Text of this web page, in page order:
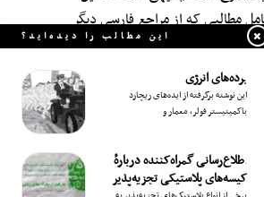
مطالبی که از مراجعِ فارسی دیگر
شده‌اند نمی‌شود؛ اگر چه این
با صرف وقت و سلیقه و با «ویرایش»
بازنشر می‌شوند.). انتشار مطالب در
تأییدِ بی‌قید‌ و شرطِ محتوای آن‌ها و
سوابق اجتماعی-سیاسی-فکری
نیست. مجلهٔ یوتوپیا—۱۳۹۶
این مطالب را دیده‌اید؟
برده‌های انرژی
این نوشته برگرفته از ایده‌های ریچارد
باکمینیستر فولر، معمار و
اطلاع‌رسانی گمراه‌کننده دربارهٔ
کیسه‌های پلاستیکی تجزیه‌پذیر